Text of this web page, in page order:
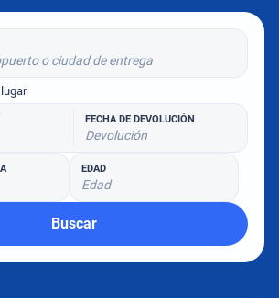
o ciudad de entrega
FECHA DE DEVOLUCIÓN
Devolución
EDAD
Edad
Buscar